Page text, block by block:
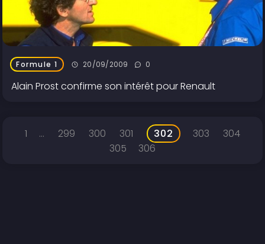
Formule 1 20/09/2009 0
Alain Prost confirme son intérêt pour Renault
1 ... 299 300 301 302 303
304
305
306